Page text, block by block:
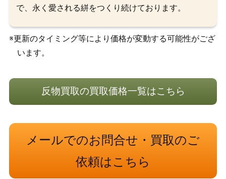
で、永く愛される絣をつくり続けております。
※更新のタイミング等により価格が変動する可能性がござ
います。
反物買取の買取価格一覧はこちら
メールでのお問合せ・買取のご
依頼はこちら